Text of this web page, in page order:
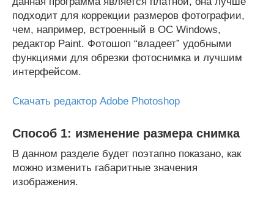
подходит для коррекции размеров фотографии,
чем, например, встроенный в ОС Windows,
редактор Paint. Фотошоп “владеет” удобными
функциями для обрезки фотоснимка и лучшим
интерфейсом.
Скачать редактор Adobe Photoshop
Способ 1: изменение размера снимка
В данном разделе будет поэтапно показано, как
можно изменить габаритные значения
изображения.